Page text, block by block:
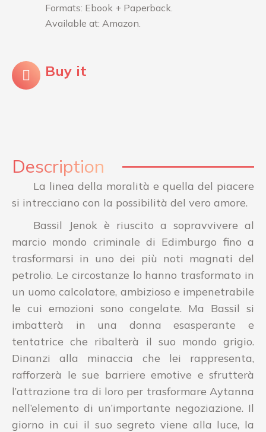
Formats: Ebook + Paperback.
Available at: Amazon.
Buy it
Description
La linea della moralità e quella del piacere
si intrecciano con la possibilità del vero amore.
Bassil Jenok è riuscito a sopravvivere al
marcio mondo criminale di Edimburgo fino a
trasformarsi in uno dei più noti magnati del
petrolio. Le circostanze lo hanno trasformato in
un uomo calcolatore, ambizioso e impenetrabile
le cui emozioni sono congelate. Ma Bassil si
imbatterà in una donna esasperante e
tentatrice che ribalterà il suo mondo grigio.
Dinanzi alla minaccia che lei rappresenta,
rafforzerà le sue barriere emotive e sfrutterà
l’attrazione tra di loro per trasformare Aytanna
nell’elemento di un’importante negoziazione. Il
giorno in cui il suo segreto viene alla luce, la